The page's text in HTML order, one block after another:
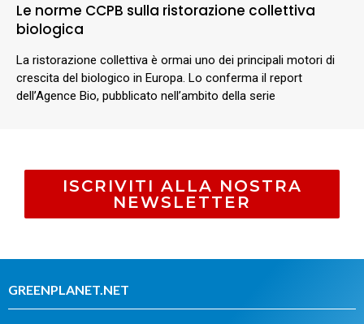
Le norme CCPB sulla ristorazione collettiva
biologica
La ristorazione collettiva è ormai uno dei principali motori di
crescita del biologico in Europa. Lo conferma il report
dell’Agence Bio, pubblicato nell’ambito della serie
ISCRIVITI ALLA NOSTRA
NEWSLETTER
GREENPLANET.NET